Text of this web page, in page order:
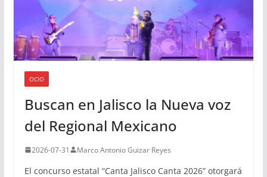
OCIO
Buscan en Jalisco la Nueva voz
del Regional Mexicano
2026-07-31 Marco Antonio Guizar Reyes
El concurso estatal “Canta Jalisco Canta 2026” otorgará